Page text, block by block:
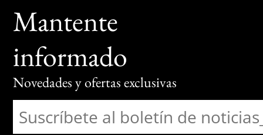
Mantente
informado
Novedades y ofertas exclusivas